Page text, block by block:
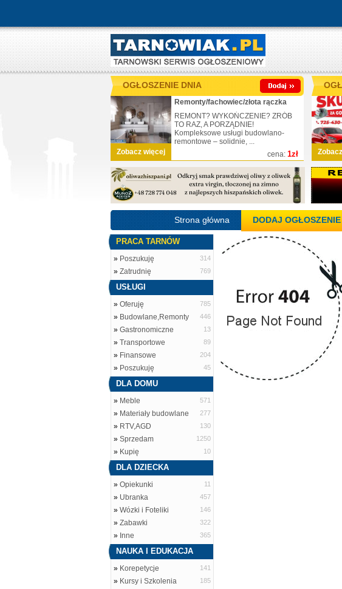
OGŁOSZENIE DNIA
Zobacz więcej cena: 1zł
Remonty/fachowiec/złota rączka
REMONT? WYKOŃCZENIE? ZRÓB
TO RAZ, A PORZĄDNIE!
Kompleksowe usługi budowlano-
remontowe – solidnie, ...
Strona główna DODAJ OGŁOSZENIE
PRACA TARNÓW
» Poszukuję 314
» Zatrudnię 769
USŁUGI
» Oferuję 785
» Budowlane,Remonty 446
» Gastronomiczne 13
» Transportowe 89
» Finansowe 204
» Poszukuję 45
DLA DOMU
» Meble 571
» Materiały budowlane 277
» RTV,AGD 130
» Sprzedam 1250
» Kupię 10
DLA DZIECKA
» Opiekunki 11
» Ubranka 457
» Wózki i Foteliki 146
» Zabawki 322
» Inne 365
NAUKA I EDUKACJA
» Korepetycje 141
» Kursy i Szkolenia 185